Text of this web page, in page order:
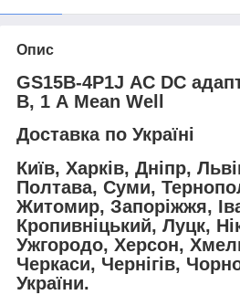
Опис
GS15B-4P1J AC DC
В, 1 А Mean Well
Доставка по Україні
Київ, Харків, Дніпр,
Полтава, Суми,
Житомир, Запоріжжя,
Кропивніцький, Луцк,
Ужгородо, Херсон,
Черкаси, Чернігів,
України.